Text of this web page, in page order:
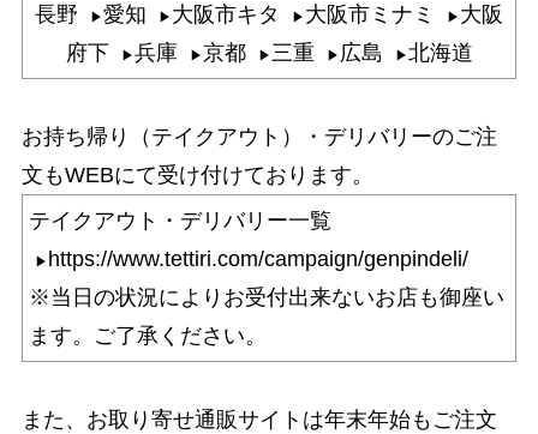
長野
愛知 大阪市キタ 大阪市ミナミ
大阪
府下
兵庫 京都 三重 広島 北海道
お持ち帰り（テイクアウト）・デリバリーのご注
文もWEBにて受け付けております。
テイクアウト・デリバリー一覧
https://www.tettiri.com/campaign/genpindeli/
※当日の状況によりお受付出来ないお店も御座い
ます。ご了承ください。
また、お取り寄せ通販サイトは年末年始もご注文